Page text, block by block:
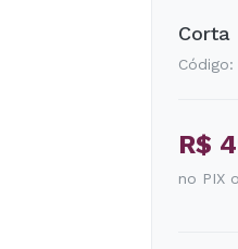
Corta
Código:
R$
no PIX